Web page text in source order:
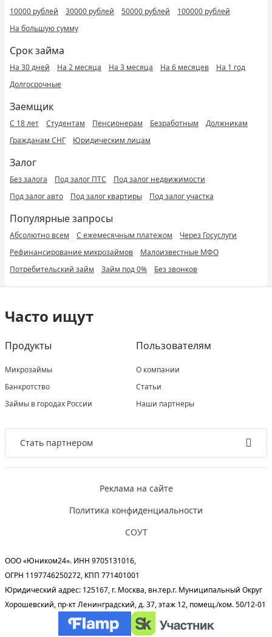
10000 рублей
30000 рублей 50000 рублей
100000 рублей
На большую сумму
Срок займа
На 30 дней На 2 месяца На 3 месяца На 6 месяцев
На 1 год
Долгосрочные
Заемщик
С 18 лет Студентам Пенсионерам Безработным
Должникам
Гражданам СНГ
Юридическим лицам
Залог
Без залога Под залог ПТС
Под залог недвижимости
Под залог авто
Под залог квартиры Под залог участка
Популярные запросы
Абсолютно всем С ежемесячным платежом
Через Госуслуги
Рефинансирование микрозаймов
Малоизвестные МФО
Потребительский займ
Займ под 0% Без звонков
Часто ищут
Продукты
Микрозаймы
Банкротство
Займы в городах России
Пользователям
О компании
Статьи
Наши партнеры
Стать партнером
Реклама на сайте
Политика конфиденциальности
СОУТ
ООО «Юником24». ИНН 9705131016,
ОГРН 1197746250272, КПП 771401001
Юридический адрес: 125167, г. Москва, вн.тер.г. Муниципальный Округ
Хорошевский, пр-кт Ленинградский, д. 37, этаж 12, помещ./ком. 50/12-01